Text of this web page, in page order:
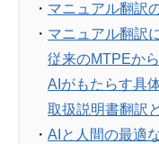
・ マニュアル翻訳
・ マニュアル翻訳
従来のMTPEか
AIがもたらす具
取扱説明書翻訳
・ AIと人間の最適